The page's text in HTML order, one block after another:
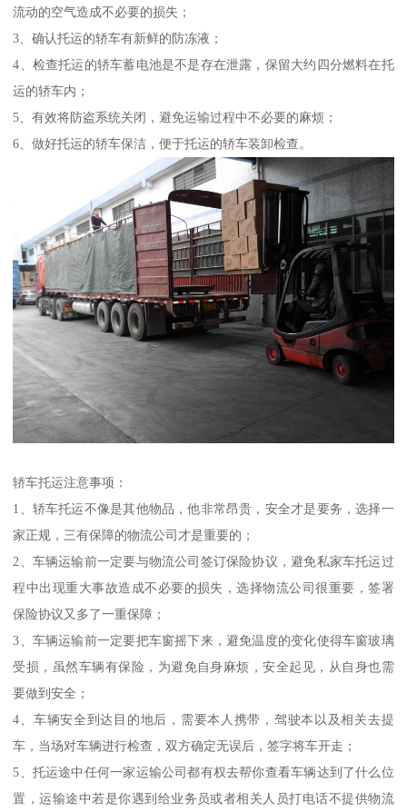
流动的空气造成不必要的损失；
3、确认托运的轿车有新鲜的防冻液；
4、检查托运的轿车蓄电池是不是存在泄露，保留大约四分燃料在托
运的轿车内；
5、有效将防盗系统关闭，避免运输过程中不必要的麻烦；
6、做好托运的轿车保洁，便于托运的轿车装卸检查。
轿车托运注意事项：
1、轿车托运不像是其他物品，他非常昂贵，安全才是要务，选择一
家正规，三有保障的物流公司才是重要的；
2、车辆运输前一定要与物流公司签订保险协议，避免私家车托运过
程中出现重大事故造成不必要的损失，选择物流公司很重要，签署
保险协议又多了一重保障；
3、车辆运输前一定要把车窗摇下来，避免温度的变化使得车窗玻璃
受损，虽然车辆有保险，为避免自身麻烦，安全起见，从自身也需
要做到安全；
4、车辆安全到达目的地后，需要本人携带，驾驶本以及相关去提
车，当场对车辆进行检查，双方确定无误后，签字将车开走；
5、托运途中任何一家运输公司都有权去帮你查看车辆达到了什么位
置，运输途中若是你遇到给业务员或者相关人员打电话不提供物流